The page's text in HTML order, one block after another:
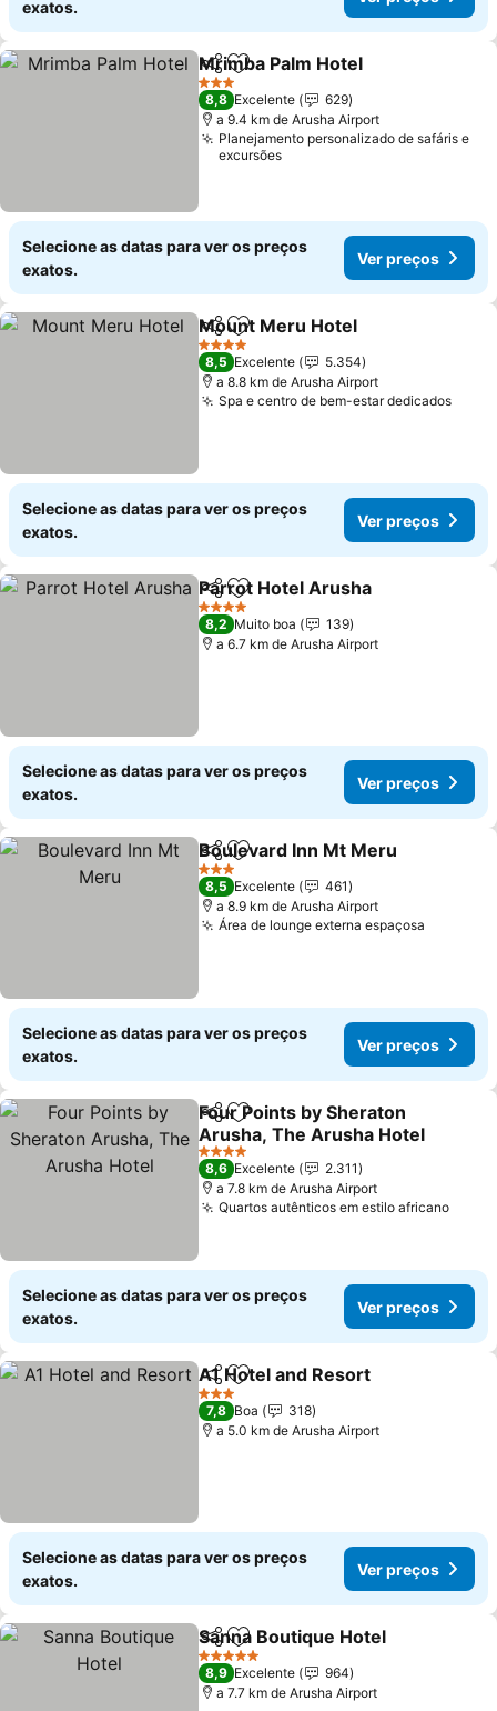
exatos.
PartilharAdicionar aos favoritos
Mrimba Palm Hotel
3 Estrelas
8,8 Excelente
629
a 9.4 km de Arusha Airport
Planejamento personalizado de safáris e
excursões
Selecione as datas para ver os preços
exatos.
Ver preços
PartilharAdicionar aos favoritos
Mount Meru Hotel
4 Estrelas
8,5 Excelente
5.354
a 8.8 km de Arusha Airport
Spa e centro de bem-estar dedicados
Selecione as datas para ver os preços
exatos.
Ver preços
PartilharAdicionar aos favoritos
Parrot Hotel Arusha
4 Estrelas
8,2 Muito boa
139
a 6.7 km de Arusha Airport
Selecione as datas para ver os preços
exatos.
Ver preços
PartilharAdicionar aos favoritos
Boulevard Inn Mt Meru
3 Estrelas
8,5 Excelente
461
a 8.9 km de Arusha Airport
Área de lounge externa espaçosa
Selecione as datas para ver os preços
exatos.
Ver preços
PartilharAdicionar aos favoritos
Four Points by Sheraton
Arusha, The Arusha Hotel
4 Estrelas
8,6 Excelente
2.311
a 7.8 km de Arusha Airport
Quartos autênticos em estilo africano
Selecione as datas para ver os preços
exatos.
Ver preços
PartilharAdicionar aos favoritos
A1 Hotel and Resort
3 Estrelas
7,8 Boa
318
a 5.0 km de Arusha Airport
Selecione as datas para ver os preços
exatos.
Ver preços
PartilharAdicionar aos favoritos
Sanna Boutique Hotel
5 Estrelas
8,9 Excelente
964
a 7.7 km de Arusha Airport